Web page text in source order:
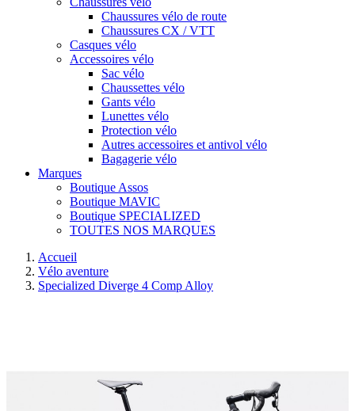
Chaussures vélo de route
Chaussures CX / VTT
Casques vélo
Accessoires vélo
Sac vélo
Chaussettes vélo
Gants vélo
Lunettes vélo
Protection vélo
Autres accessoires et antivol vélo
Bagagerie vélo
Marques
Boutique Assos
Boutique MAVIC
Boutique SPECIALIZED
TOUTES NOS MARQUES
Accueil
Vélo aventure
Specialized Diverge 4 Comp Alloy